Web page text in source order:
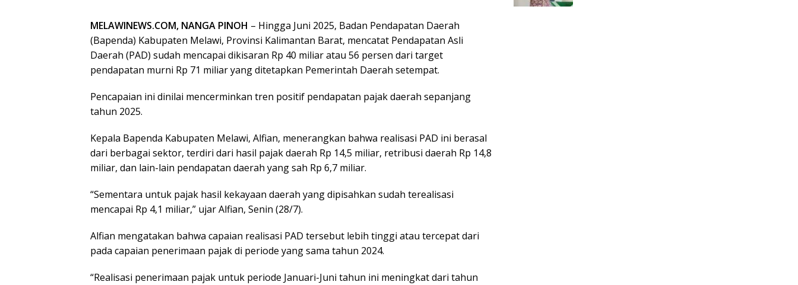
MELAWINEWS.COM, NANGA PINOH – Hingga Juni 2025, Badan Pendapatan Daerah
(Bapenda) Kabupaten Melawi, Provinsi Kalimantan Barat, mencatat Pendapatan Asli
Daerah (PAD) sudah mencapai dikisaran Rp 40 miliar atau 56 persen dari target
pendapatan murni Rp 71 miliar yang ditetapkan Pemerintah Daerah setempat.
Pencapaian ini dinilai mencerminkan tren positif pendapatan pajak daerah sepanjang
tahun 2025.
Kepala Bapenda Kabupaten Melawi, Alfian, menerangkan bahwa realisasi PAD ini berasal
dari berbagai sektor, terdiri dari hasil pajak daerah Rp 14,5 miliar, retribusi daerah Rp 14,8
miliar, dan lain-lain pendapatan daerah yang sah Rp 6,7 miliar.
“Sementara untuk pajak hasil kekayaan daerah yang dipisahkan sudah terealisasi
mencapai Rp 4,1 miliar,” ujar Alfian, Senin (28/7).
Alfian mengatakan bahwa capaian realisasi PAD tersebut lebih tinggi atau tercepat dari
pada capaian penerimaan pajak di periode yang sama tahun 2024.
“Realisasi penerimaan pajak untuk periode Januari-Juni tahun ini meningkat dari tahun